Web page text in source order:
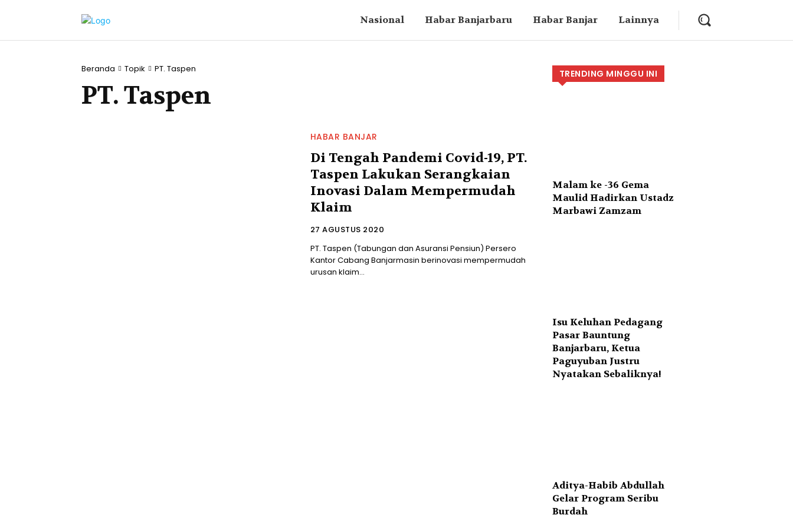
Nasional Habar Banjarbaru Habar Banjar Lainnya
Beranda Topik PT. Taspen
PT. Taspen
HABAR BANJAR
Di Tengah Pandemi Covid-19, PT.
Taspen Lakukan Serangkaian
Inovasi Dalam Mempermudah
Klaim
27 AGUSTUS 2020
PT. Taspen (Tabungan dan Asuransi Pensiun) Persero
Kantor Cabang Banjarmasin berinovasi mempermudah
urusan klaim...
TRENDING MINGGU INI
Malam ke -36 Gema
Maulid Hadirkan Ustadz
Marbawi Zamzam
Isu Keluhan Pedagang
Pasar Bauntung
Banjarbaru, Ketua
Paguyuban Justru
Nyatakan Sebaliknya!
Aditya-Habib Abdullah
Gelar Program Seribu
Burdah